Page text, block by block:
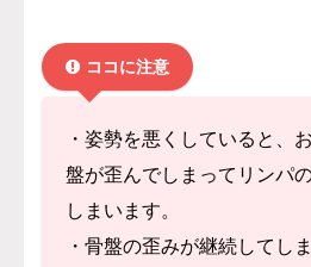
ココに注意
・姿勢を悪くしていると、
盤が歪んでしまってリンパ
しまいます。
・骨盤の歪みが継続してし